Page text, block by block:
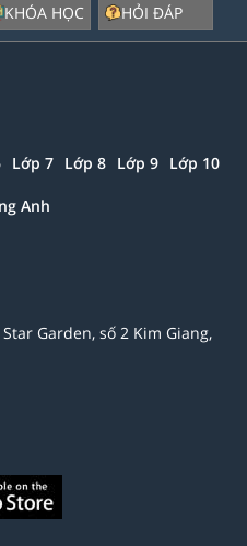
KHÓA HỌC
HỎI ĐÁP
Lớp 7 Lớp 8 Lớp 9 Lớp 10
Anh
Garden, số 2 Kim Giang,